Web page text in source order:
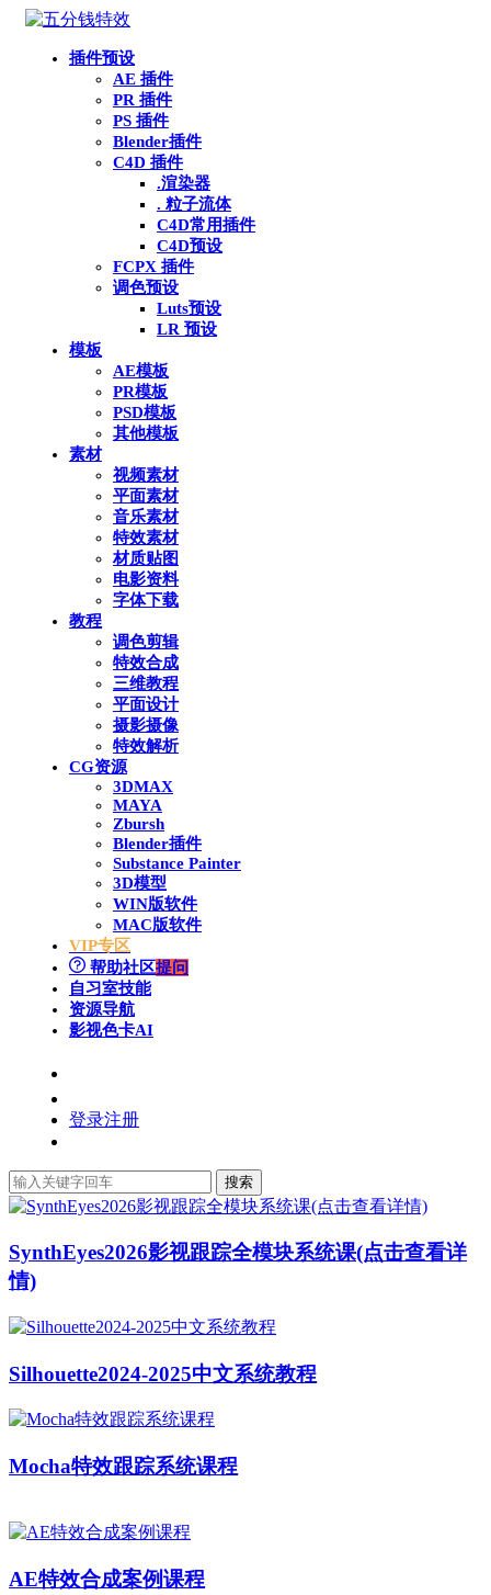
插件预设
AE 插件
PR 插件
PS 插件
Blender插件
C4D 插件
.渲染器
. 粒子流体
C4D常用插件
C4D预设
FCPX 插件
调色预设
Luts预设
LR 预设
模板
AE模板
PR模板
PSD模板
其他模板
素材
视频素材
平面素材
音乐素材
特效素材
材质贴图
电影资料
字体下载
教程
调色剪辑
特效合成
三维教程
平面设计
摄影摄像
特效解析
CG资源
3DMAX
MAYA
Zbursh
Blender插件
Substance Painter
3D模型
WIN版软件
MAC版软件
VIP专区
帮助社区提问
自习室技能
资源导航
影视色卡AI
登录注册
搜索
SynthEyes2026影视跟踪全模块系统课(点击查看详
情)
Silhouette2024-2025中文系统教程
Mocha特效跟踪系统课程
AE特效合成案例课程